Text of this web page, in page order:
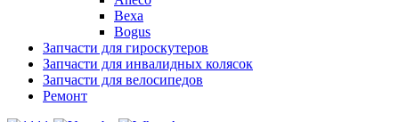
Bexa
Bogus
Запчасти для гироскутеров
Запчасти для инвалидных колясок
Запчасти для велосипедов
Ремонт